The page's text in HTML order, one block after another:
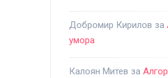
Добромир Кирилов за
умора
Калоян Митев за